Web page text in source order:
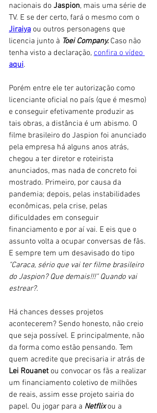
nacionais do Jaspion, mais uma série de
TV. E se der certo, fará o mesmo com o
Jiraiya ou outros personagens que
licencia junto à Toei Company. Caso não
tenha visto a declaração, confira o vídeo
aqui.
Porém entre ele ter autorização como
licenciante oficial no país (que é mesmo)
e conseguir efetivamente produzir as
tais obras, a distância é um abismo. O
filme brasileiro do Jaspion foi anunciado
pela empresa há alguns anos atrás,
chegou a ter diretor e roteirista
anunciados, mas nada de concreto foi
mostrado. Primeiro, por causa da
pandemia; depois, pelas instabilidades
econômicas, pela crise, pelas
dificuldades em conseguir
financiamento e por aí vai. E eis que o
assunto volta a ocupar conversas de fãs.
E sempre tem um desavisado do tipo
"Caraca, sério que vai ter filme brasileiro
do Jaspion? Que demais!!!" Quando vai
estrear?.
Há chances desses projetos
acontecerem? Sendo honesto, não creio
que seja possível. E principalmente, não
da forma como estão pensando. Tem
quem acredite que precisaria ir atrás de
Lei Rouanet ou convocar os fãs a realizar
um financiamento coletivo de milhões
de reais, assim esse projeto sairia do
papel. Ou jogar para a Netflix ou a